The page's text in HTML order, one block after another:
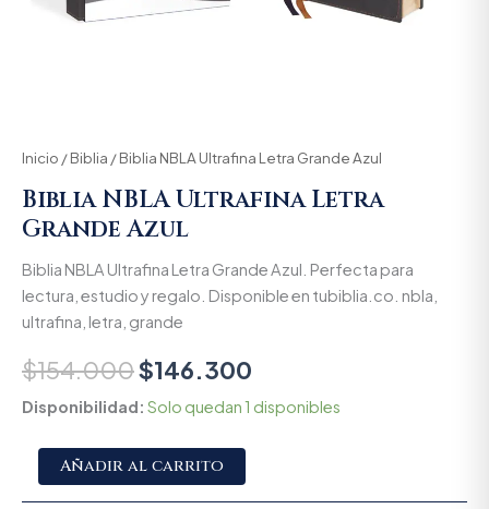
Inicio /Biblia / Biblia NBLA Ultrafina Letra Grande Azul
Biblia NBLA Ultrafina Letra
Grande Azul
Biblia NBLA Ultrafina Letra Grande Azul. Perfecta para
lectura, estudio y regalo. Disponible en tubiblia.co. nbla,
ultrafina, letra, grande
$154.000$146.300
Disponibilidad: Solo quedan 1 disponibles
Añadir al carrito